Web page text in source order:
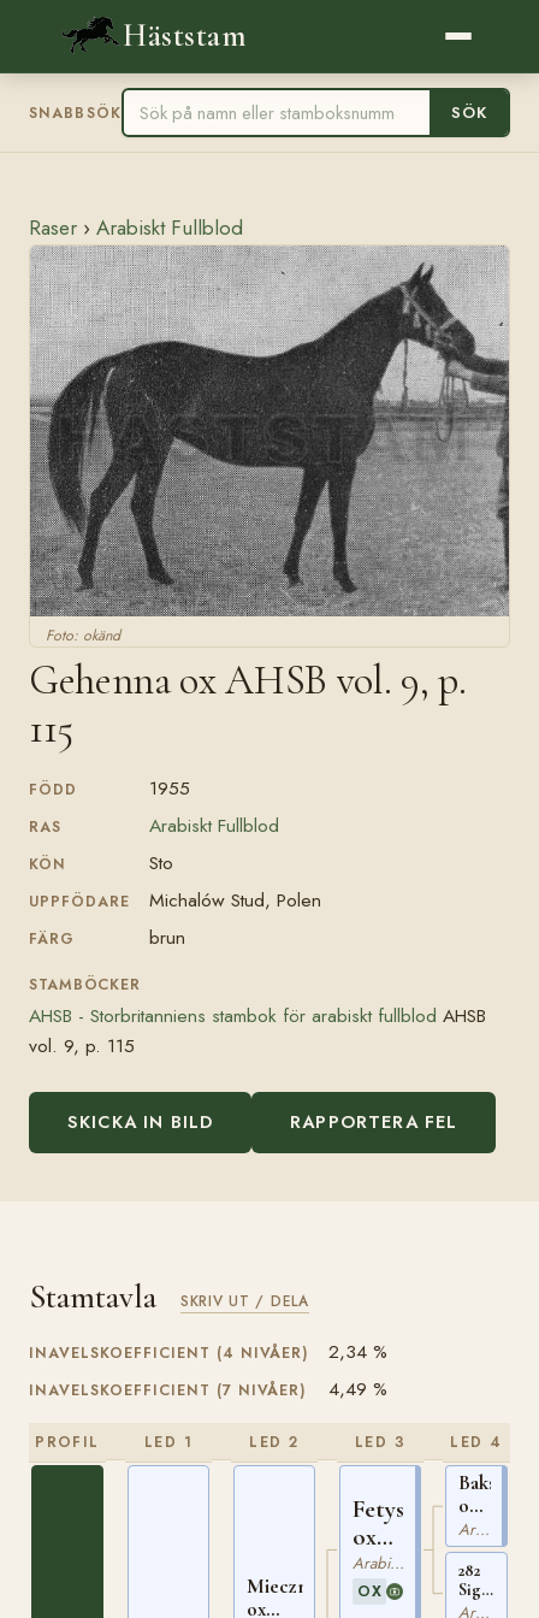
Häststam
SNABBSÖK SÖK
Raser › Arabiskt Fullblod
Foto: okänd
Gehenna ox AHSB vol. 9, p.
115
FÖDD 1955
RAS Arabiskt Fullblod
KÖN Sto
UPPFÖDARE Michalów Stud, Polen
FÄRG brun
STAMBÖCKER
AHSB - Storbritanniens stambok för arabiskt fullblod AHSB
vol. 9, p. 115
SKICKA IN BILD RAPPORTERA FEL
Stamtavla SKRIV UT / DELA
INAVELSKOEFFICIENT (4 NIVÅER) 2,34 %
INAVELSKOEFFICIENT (7 NIVÅER) 4,49 %
PROFIL LED 1 LED 2
Miecznik
ox
LED 3
Fetysz
ox
PASB
97
Arabiskt Fullblod
OX
LED 4
Bakszysz
ox
PASB
31
Arabiskt Fullblod
282
Siglavy
Bagdady
Arabiskt Fullblod